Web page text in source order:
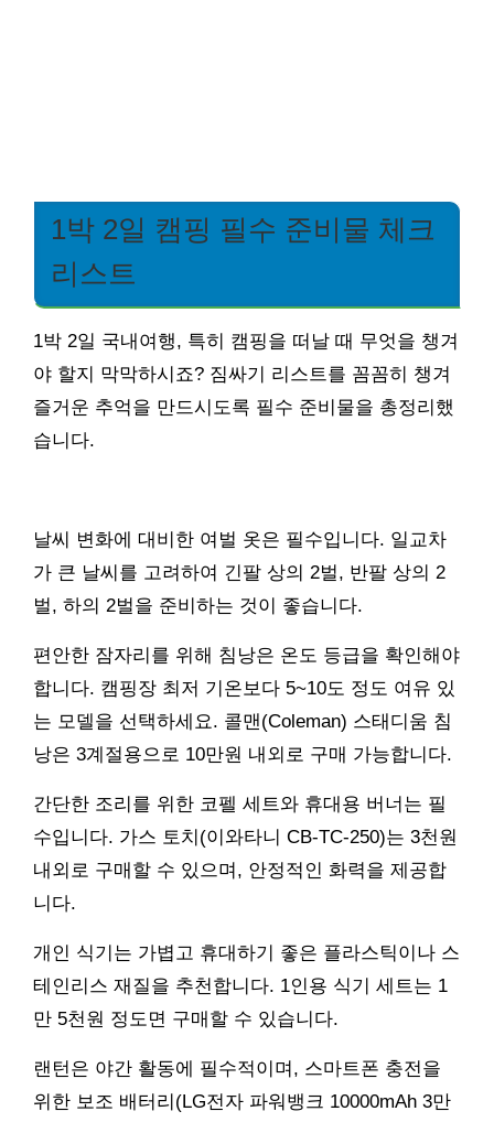
1박 2일 캠핑 필수 준비물 체크
리스트
1박 2일 국내여행, 특히 캠핑을 떠날 때 무엇을 챙겨
야 할지 막막하시죠? 짐싸기 리스트를 꼼꼼히 챙겨
즐거운 추억을 만드시도록 필수 준비물을 총정리했
습니다.
날씨 변화에 대비한 여벌 옷은 필수입니다. 일교차
가 큰 날씨를 고려하여 긴팔 상의 2벌, 반팔 상의 2
벌, 하의 2벌을 준비하는 것이 좋습니다.
편안한 잠자리를 위해 침낭은 온도 등급을 확인해야
합니다. 캠핑장 최저 기온보다 5~10도 정도 여유 있
는 모델을 선택하세요. 콜맨(Coleman) 스태디움 침
낭은 3계절용으로 10만원 내외로 구매 가능합니다.
간단한 조리를 위한 코펠 세트와 휴대용 버너는 필
수입니다. 가스 토치(이와타니 CB-TC-250)는 3천원
내외로 구매할 수 있으며, 안정적인 화력을 제공합
니다.
개인 식기는 가볍고 휴대하기 좋은 플라스틱이나 스
테인리스 재질을 추천합니다. 1인용 식기 세트는 1
만 5천원 정도면 구매할 수 있습니다.
랜턴은 야간 활동에 필수적이며, 스마트폰 충전을
위한 보조 배터리(LG전자 파워뱅크 10000mAh 3만